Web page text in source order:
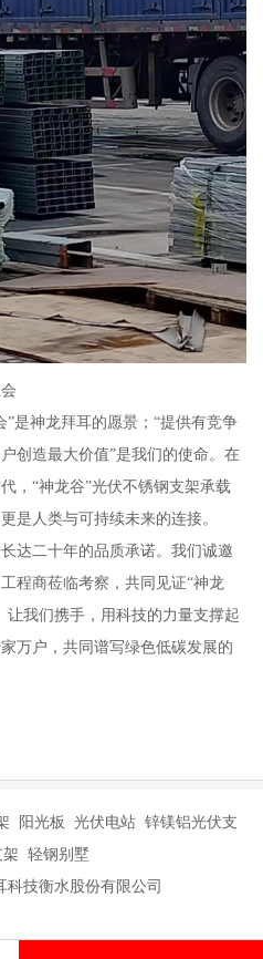
是神龙拜耳的愿景；“提供有竞争
创造最大价值”是我们的使命。在
，“神龙谷”光伏不锈钢支架承载
是人类与可持续未来的连接。
达二十年的品质承诺。我们诚邀
程商莅临考察，共同见证“神龙
让我们携手，用科技的力量支撑起
万户，共同谱写绿色低碳发展的
阳光板 光伏电站 锌镁铝光伏支
轻钢别墅
科技衡水股份有限公司